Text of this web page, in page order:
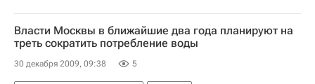
Власти Москвы в ближайшие два года планируют на
треть сократить потребление воды
30 декабря 2009, 09:38 5